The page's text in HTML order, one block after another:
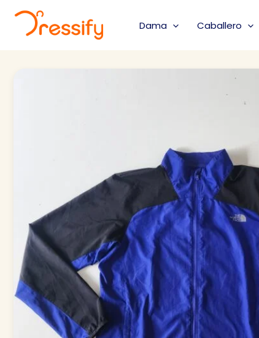
Dama Caballero